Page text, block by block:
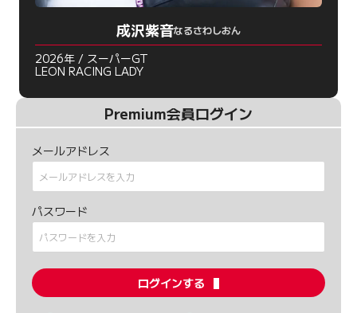
成沢紫音なるさわしおん
2026年 / スーパーGT
LEON RACING LADY
Premium会員ログイン
メールアドレス
パスワード
ログインする